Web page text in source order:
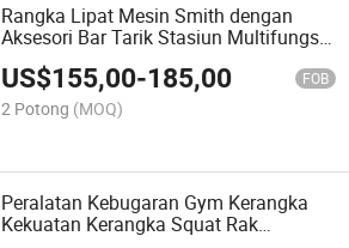
Rangka Lipat Mesin Smith dengan
Aksesori Bar Tarik Stasiun Multifungsi
Pelatihan Kekuatan dan Daya Tahan
US$155,00-185,00 FOB
2 Potong (MOQ)
Peralatan Kebugaran Gym Kerangka
Kekuatan Kerangka Squat Rak